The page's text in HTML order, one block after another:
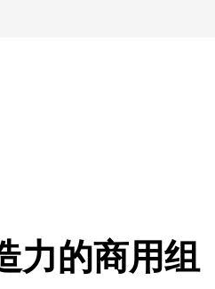
力的商用组